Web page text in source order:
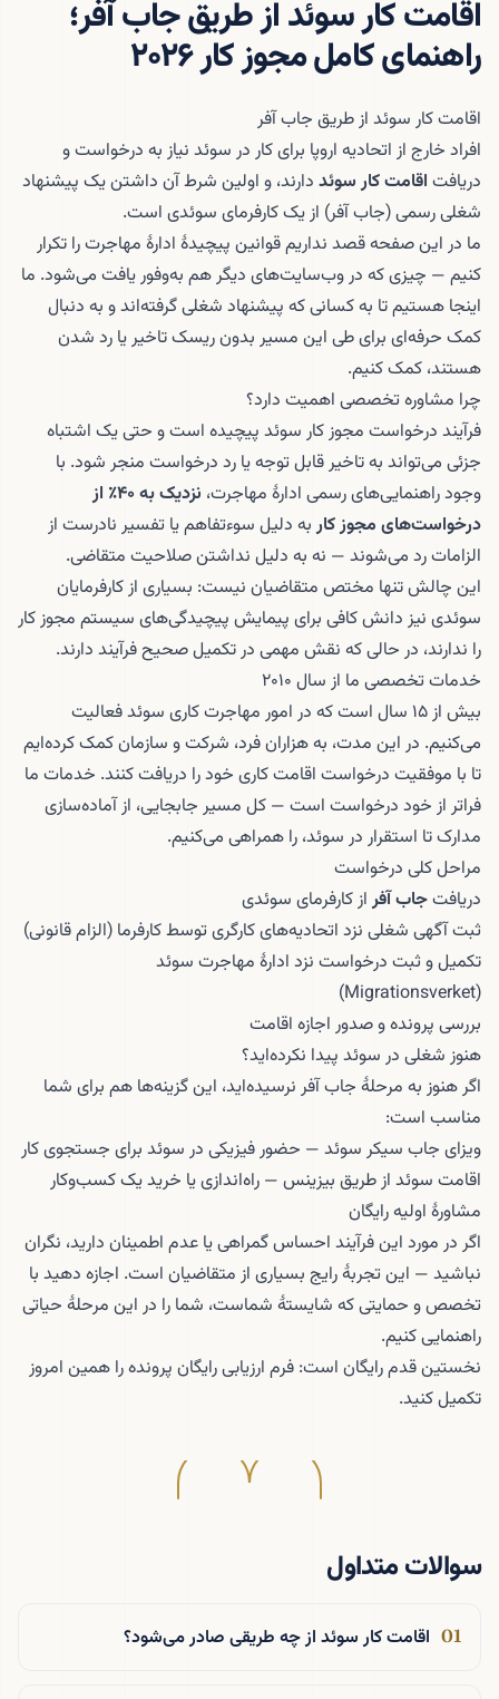
اقامت کار سوئد از طریق جاب آفر؛
راهنمای کامل مجوز کار ۲۰۲۶
اقامت کار سوئد از طریق جاب آفر
افراد خارج از اتحادیه اروپا برای کار در سوئد نیاز به درخواست و
دریافت اقامت کار سوئد دارند، و اولین شرط آن داشتن یک پیشنهاد
شغلی رسمی (جاب آفر) از یک کارفرمای سوئدی است.
ما در این صفحه قصد نداریم قوانین پیچیدهٔ ادارهٔ مهاجرت را تکرار
کنیم — چیزی که در وب‌سایت‌های دیگر هم به‌وفور یافت می‌شود. ما
اینجا هستیم تا به کسانی که پیشنهاد شغلی گرفته‌اند و به دنبال
کمک حرفه‌ای برای طی این مسیر بدون ریسک تاخیر یا رد شدن
هستند، کمک کنیم.
چرا مشاوره تخصصی اهمیت دارد؟
فرآیند درخواست مجوز کار سوئد پیچیده است و حتی یک اشتباه
جزئی می‌تواند به تاخیر قابل توجه یا رد درخواست منجر شود. با
وجود راهنمایی‌های رسمی ادارهٔ مهاجرت،
نزدیک به ۴۰٪ از
درخواست‌های مجوز کاربه دلیل سوءتفاهم یا تفسیر نادرست از
الزامات رد می‌شوند — نه به دلیل نداشتن صلاحیت متقاضی.
این چالش تنها مختص متقاضیان نیست: بسیاری از کارفرمایان
سوئدی نیز دانش کافی برای پیمایش پیچیدگی‌های سیستم مجوز کار
را ندارند، در حالی که نقش مهمی در تکمیل صحیح فرآیند دارند.
خدمات تخصصی ما از سال ۲۰۱۰
بیش از ۱۵ سال است که در امور مهاجرت کاری سوئد فعالیت
می‌کنیم. در این مدت، به هزاران فرد، شرکت و سازمان کمک کرده‌ایم
تا با موفقیت درخواست اقامت کاری خود را دریافت کنند. خدمات ما
فراتر از خود درخواست است — کل مسیر جابجایی، از آماده‌سازی
مدارک تا استقرار در سوئد، را همراهی می‌کنیم.
مراحل کلی درخواست
دریافتجاب آفراز کارفرمای سوئدی
ثبت آگهی شغلی نزد اتحادیه‌های کارگری توسط کارفرما (الزام قانونی)
تکمیل و ثبت درخواست نزد ادارهٔ مهاجرت سوئد
(Migrationsverket)
بررسی پرونده و صدور اجازه اقامت
هنوز شغلی در سوئد پیدا نکرده‌اید؟
اگر هنوز به مرحلهٔ جاب آفر نرسیده‌اید، این گزینه‌ها هم برای شما
مناسب است:
ویزای جاب سیکر سوئد — حضور فیزیکی در سوئد برای جستجوی کار
اقامت سوئد از طریق بیزینس — راه‌اندازی یا خرید یک کسب‌وکار
مشاورهٔ اولیه رایگان
اگر در مورد این فرآیند احساس گمراهی یا عدم اطمینان دارید، نگران
نباشید — این تجربهٔ رایج بسیاری از متقاضیان است. اجازه دهید با
تخصص و حمایتی که شایستهٔ شماست، شما را در این مرحلهٔ حیاتی
راهنمایی کنیم.
نخستین قدم رایگان است: فرم ارزیابی رایگان پروندهرا همین امروز
تکمیل کنید.
سوالات متداول
اقامت کار سوئد از چه طریقی صادر می‌شود؟